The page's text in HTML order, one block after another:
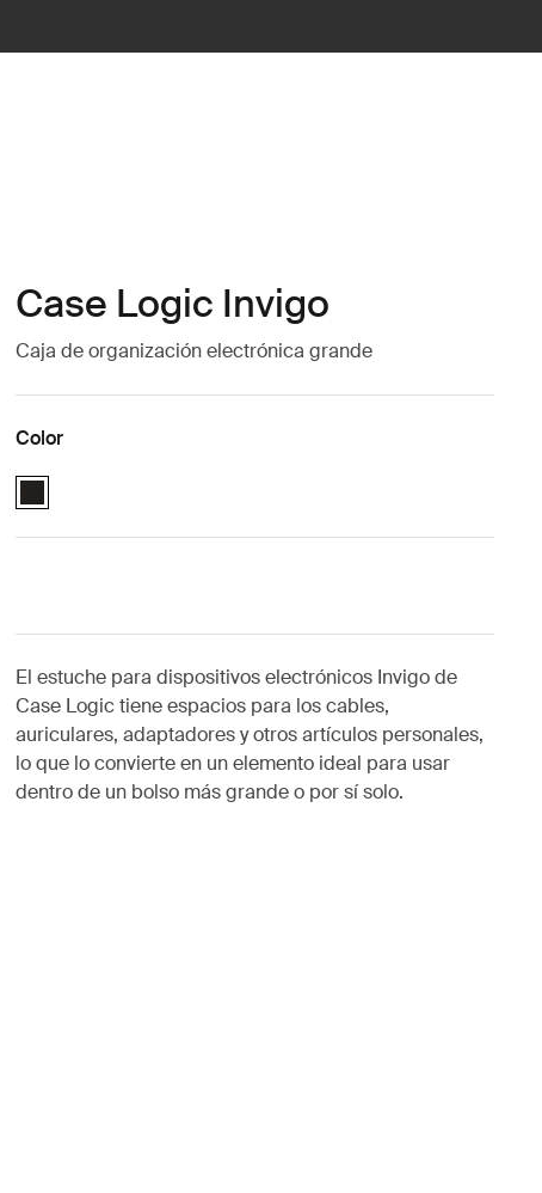
Case Logic Invigo
Caja de organización electrónica grande
Color
Case Logic Invigo electronic case large Negro (selected)
El estuche para dispositivos electrónicos Invigo de
Case Logic tiene espacios para los cables,
auriculares, adaptadores y otros artículos personales,
lo que lo convierte en un elemento ideal para usar
dentro de un bolso más grande o por sí solo.